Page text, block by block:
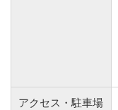
アクセス・駐車場